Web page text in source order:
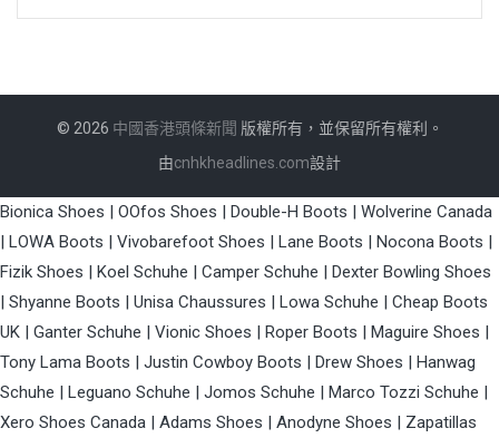
© 2026 中國香港頭條新聞 版權所有，並保留所有權利。
由cnhkheadlines.com設計
Bionica Shoes | OOfos Shoes | Double-H Boots | Wolverine Canada
| LOWA Boots | Vivobarefoot Shoes | Lane Boots | Nocona Boots |
Fizik Shoes | Koel Schuhe | Camper Schuhe | Dexter Bowling Shoes
| Shyanne Boots | Unisa Chaussures | Lowa Schuhe | Cheap Boots
UK | Ganter Schuhe | Vionic Shoes | Roper Boots | Maguire Shoes |
Tony Lama Boots | Justin Cowboy Boots | Drew Shoes | Hanwag
Schuhe | Leguano Schuhe | Jomos Schuhe | Marco Tozzi Schuhe |
Xero Shoes Canada | Adams Shoes | Anodyne Shoes | Zapatillas